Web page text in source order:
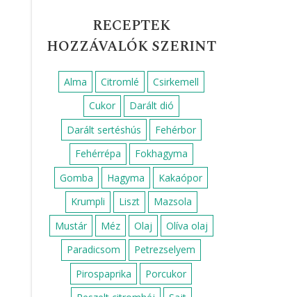
RECEPTEK
HOZZÁVALÓK SZERINT
Alma Citromlé
Csirkemell
Cukor
Darált dió
Darált sertéshús
Fehérbor
Fehérrépa
Fokhagyma
Gomba
Hagyma
Kakaópor
Krumpli
Liszt
Mazsola
Mustár
Méz Olaj
Olíva olaj
Paradicsom
Petrezselyem
Pirospaprika
Porcukor